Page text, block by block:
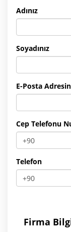
Adınız
Soyadınız
E-Posta
Cep Telefonu
Telefon
Firma